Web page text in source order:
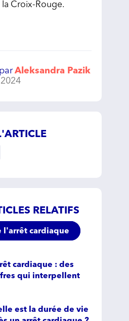
Croix-Rouge.
Aleksandra Pazik
RELATIFS
l'arrêt cardiaque
cardiaque : des
qui interpellent
est la durée de vie